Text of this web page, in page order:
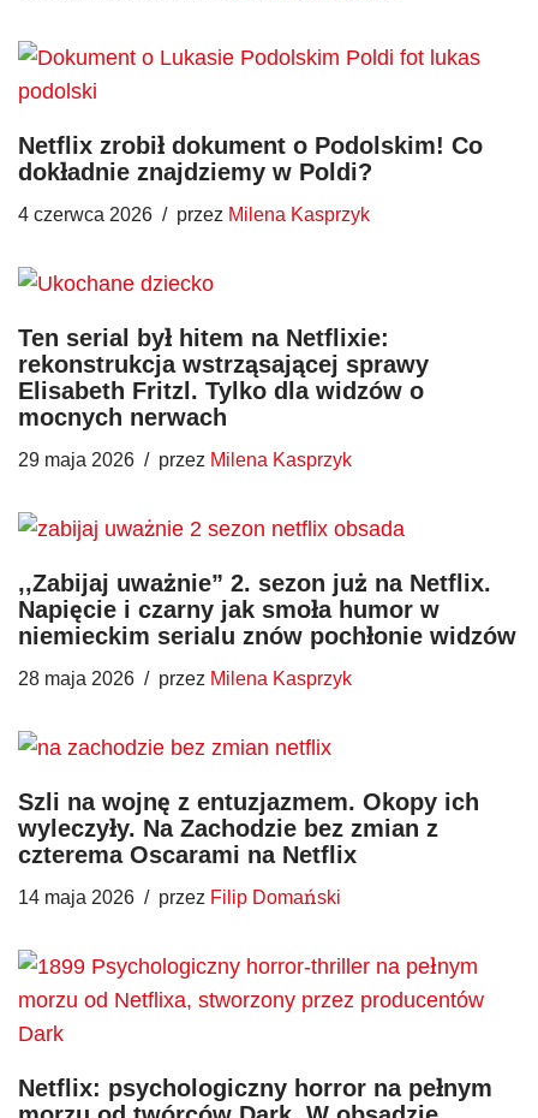
Netflix zrobił dokument o Podolskim! Co
dokładnie znajdziemy w Poldi?
4 czerwca 2026 przez Milena Kasprzyk
Ten serial był hitem na Netflixie:
rekonstrukcja wstrząsającej sprawy
Elisabeth Fritzl. Tylko dla widzów o
mocnych nerwach
29 maja 2026 przez Milena Kasprzyk
,,Zabijaj uważnie” 2. sezon już na Netflix.
Napięcie i czarny jak smoła humor w
niemieckim serialu znów pochłonie widzów
28 maja 2026 przez Milena Kasprzyk
Szli na wojnę z entuzjazmem. Okopy ich
wyleczyły. Na Zachodzie bez zmian z
czterema Oscarami na Netflix
14 maja 2026 przez Filip Domański
Netflix: psychologiczny horror na pełnym